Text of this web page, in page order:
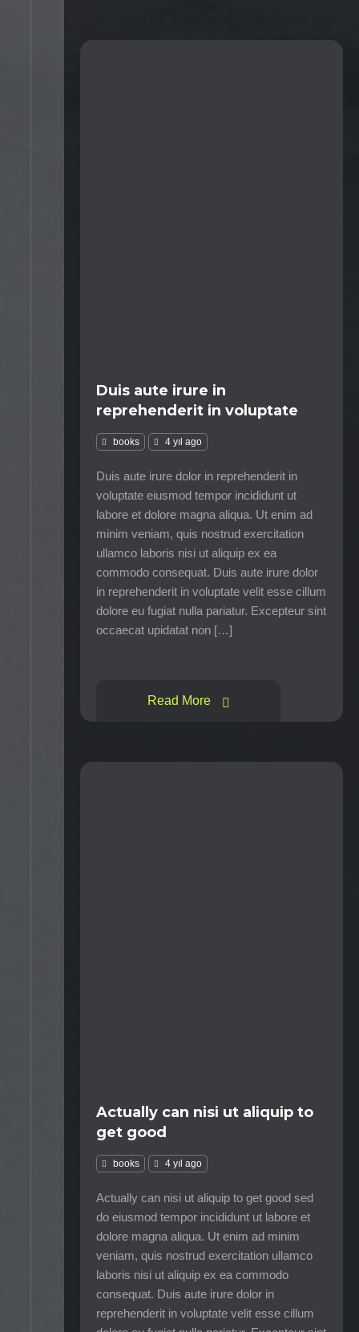
Duis aute irure in
reprehenderit in voluptate
books 4 yıl ago
Duis aute irure dolor in reprehenderit in
voluptate eiusmod tempor incididunt ut
labore et dolore magna aliqua. Ut enim ad
minim veniam, quis nostrud exercitation
ullamco laboris nisi ut aliquip ex ea
commodo consequat. Duis aute irure dolor
in reprehenderit in voluptate velit esse cillum
dolore eu fugiat nulla pariatur. Excepteur sint
occaecat upidatat non […]
Read More
Actually can nisi ut aliquip to
get good
books 4 yıl ago
Actually can nisi ut aliquip to get good sed
do eiusmod tempor incididunt ut labore et
dolore magna aliqua. Ut enim ad minim
veniam, quis nostrud exercitation ullamco
laboris nisi ut aliquip ex ea commodo
consequat. Duis aute irure dolor in
reprehenderit in voluptate velit esse cillum